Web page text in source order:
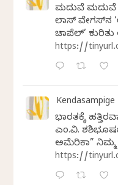
ಮದುವೆ
ಲಾಸ್‌ ವೇಗಸ್‌ನ
ಚಾಪೆಲ್’
https://
Kendasampige
ಭಾರತಕ್ಕೆ
ಎಂ.ವಿ.
ಅಮೆರಿಕಾ”
https://